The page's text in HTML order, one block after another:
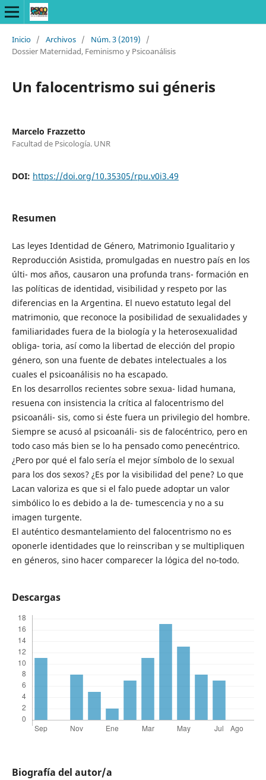
Inicio / Archivos / Núm. 3 (2019)
/
Dossier Maternidad, Feminismo y Psicoanálisis
Un falocentrismo sui géneris
Marcelo Frazzetto
Facultad de Psicología. UNR
DOI: https://doi.org/10.35305/rpu.v0i3.49
Resumen
Las leyes Identidad de Género, Matrimonio Igualitario y
Reproducción Asistida, promulgadas en nuestro país en los
últi- mos años, causaron una profunda trans- formación en
las políticas de identidad, visibilidad y respeto por las
diferencias en la Argentina. El nuevo estatuto legal del
matrimonio, que reconoce la posibilidad de sexualidades y
familiaridades fuera de la biología y la heterosexualidad
obliga- toria, así como la libertad de elección del propio
género, son una fuente de debates intelectuales a los
cuales el psicoanálisis no ha escapado.
En los desarrollos recientes sobre sexua- lidad humana,
resuena con insistencia la crítica al falocentrismo del
psicoanáli- sis, como si éste fuera un privilegio del hombre.
Siempre se acusó al psicoanáli- sis de falocéntrico, pero en
todo caso más bien se lo ha pensado como penecéntrico.
¿Pero por qué el falo sería el mejor símbolo de lo sexual
para los dos sexos? ¿Es por la visibilidad del pene? Lo que
Lacan valoriza es que si el falo puede adoptar un valor
simbólico lo es debido a la de- tumescencia y no a su
imagen turgente.
El auténtico desmantelamiento del falocentrismo no es
oponerle identidades que lo reinscriban y se multipliquen
en géneros, sino hacer comparecer la lógica del no-todo.
Descargas
Biografía del autor/a